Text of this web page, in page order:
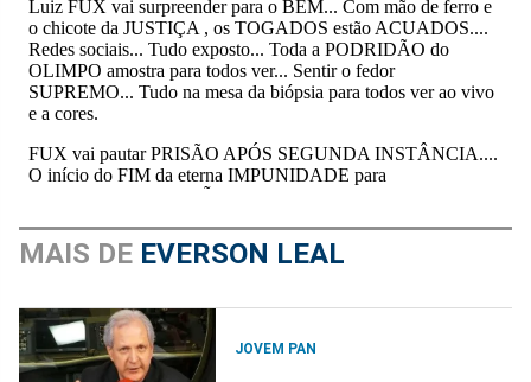
MAIS DE EVERSON LEAL
JOVEM PAN